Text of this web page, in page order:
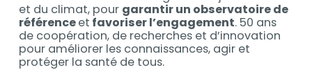
et du climat, pour garantir un observatoire de
référenceet favoriser l’engagement. 50 ans
de coopération, de recherches et d’innovation
pour améliorer les connaissances, agir et
protéger la santé de tous.